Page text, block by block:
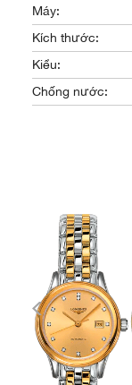
Máy:
Kích thước:
Kiểu:
Chống nước: